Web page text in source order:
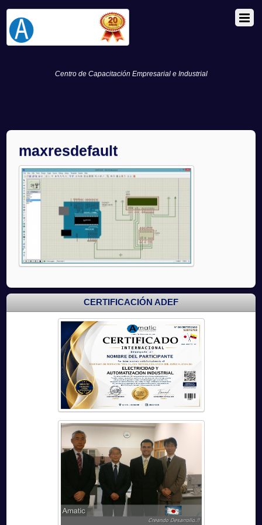
Centro de Capacitación Empresarial e Industrial
maxresdefault
CERTIFICACIÓN ADEF